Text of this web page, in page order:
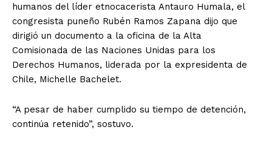
humanos del líder etnocacerista Antauro Humala, el
congresista puneño Rubén Ramos Zapana dijo que
dirigió un documento a la oficina de la Alta
Comisionada de las Naciones Unidas para los
Derechos Humanos, liderada por la expresidenta de
Chile, Michelle Bachelet.
“A pesar de haber cumplido su tiempo de detención,
continúa retenido”, sostuvo.